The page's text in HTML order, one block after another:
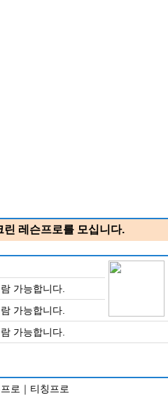
레슨프로를 모십니다.
가능합니다.
가능합니다.
가능합니다.
로｜티칭프로